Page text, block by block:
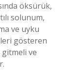
öksürük,
solunum,
ve uyku
gösteren
ve